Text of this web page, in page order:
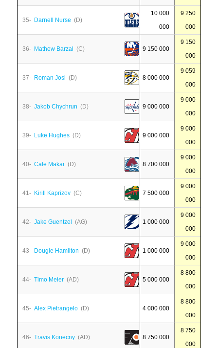
35- Darnell Nurse (D)
10 000
000
9 250
000
36- Mathew Barzal (C) 9 150 000
9 150
000
37- Roman Josi (D) 8 000 000
9 059
000
38- Jakob Chychrun (D) 9 000 000
9 000
000
39- Luke Hughes (D) 9 000 000
9 000
000
40- Cale Makar (D) 8 700 000
9 000
000
41- Kirill Kaprizov (C) 7 500 000
9 000
000
42- Jake Guentzel (AG) 1 000 000
9 000
000
43- Dougie Hamilton (D) 1 000 000
9 000
000
44- Timo Meier (AD) 5 000 000
8 800
000
45- Alex Pietrangelo (D) 4 000 000
8 800
000
46- Travis Konecny (AD) 8 750 000
8 750
000